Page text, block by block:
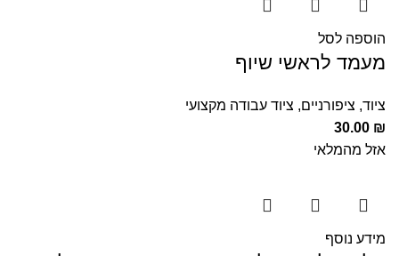
הוספה לסל
מעמד לראשי שיוף
ציוד, ציפורניים, ציוד עבודה מקצועי
30.00 ₪
אזל מהמלאי
מידע נוסף